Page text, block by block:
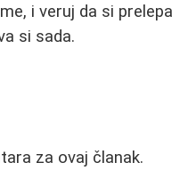
i veruj da si prelepa
si sada.
za ovaj članak.